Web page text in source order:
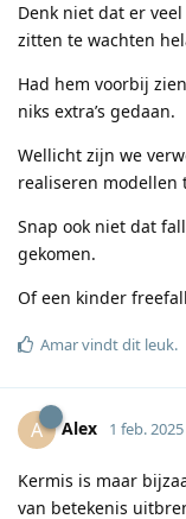
Denk niet dat er
zitten te wachten
Had hem voorbij
niks extra’s gedaan.
Wellicht zijn we
realiseren modellen
Snap ook niet dat
gekomen.
Of een kinder
Amarvindt dit leuk.
A Alex 1 feb. 2025
Kermis is maar
van betekenis